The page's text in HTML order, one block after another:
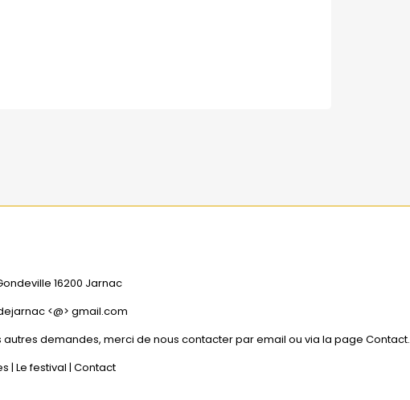
16200 Jarnac
<@> gmail.com
autres demandes, merci de nous contacter par email ou via la page Contact.
| Le festival | Contact